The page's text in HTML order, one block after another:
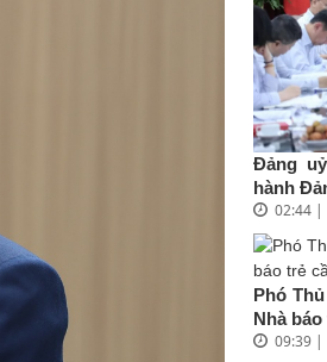
Đảng
hành
02:44 |
Phó
Nhà
09:39 |